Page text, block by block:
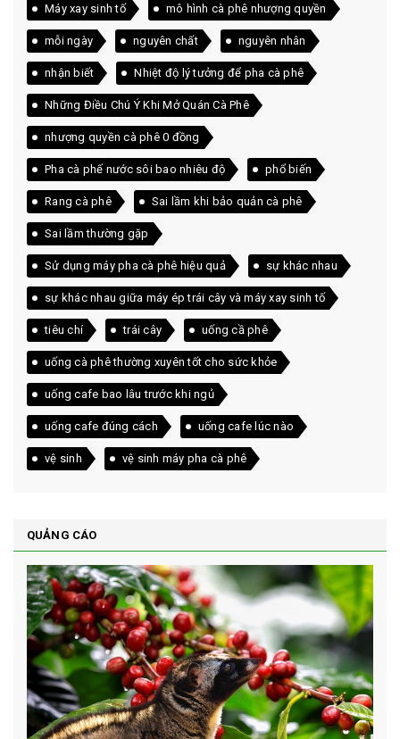
Máy xay sinh tố mô hình cà phê nhượng quyền
mỗi ngày nguyên chất nguyên nhân
nhận biết Nhiệt độ lý tưởng để pha cà phê
Những Điều Chú Ý Khi Mở Quán Cà Phê
nhượng quyền cà phê 0 đồng
Pha cà phế nước sôi bao nhiêu độ phổ biến
Rang cà phê Sai lầm khi bảo quản cà phê
Sai lầm thường gặp
Sử dụng máy pha cà phê hiệu quả sự khác nhau
sự khác nhau giữa máy ép trái cây và máy xay sinh tố
tiêu chí trái cây uống cầ phê
uống cà phê thường xuyên tốt cho sức khỏe
uống cafe bao lâu trước khi ngủ
uống cafe đúng cách uống cafe lúc nào
vệ sinh vệ sinh máy pha cà phê
QUẢNG CÁO